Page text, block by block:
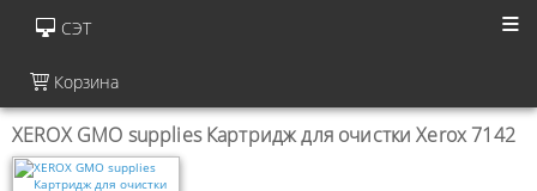
СЭТ
Корзина
XEROX GMO supplies Картридж для очистки Xerox 7142